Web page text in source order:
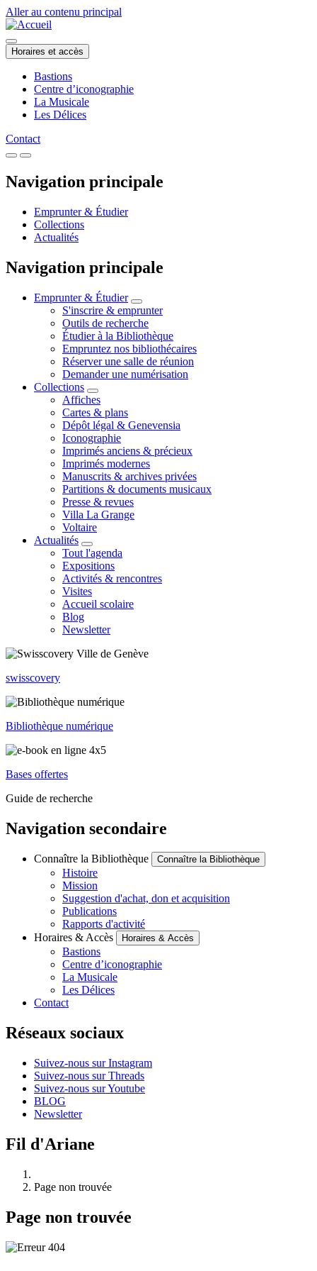
Aller au contenu principal
Horaires et accès
Bastions
Centre d’iconographie
La Musicale
Les Délices
Contact
Navigation principale
Emprunter & Étudier
Collections
Actualités
Navigation principale
Emprunter & Étudier
S'inscrire & emprunter
Outils de recherche
Étudier à la Bibliothèque
Empruntez nos bibliothécaires
Réserver une salle de réunion
Demander une numérisation
Collections
Affiches
Cartes & plans
Dépôt légal & Genevensia
Iconographie
Imprimés anciens & précieux
Imprimés modernes
Manuscrits & archives privées
Partitions & documents musicaux
Presse & revues
Villa La Grange
Voltaire
Actualités
Tout l'agenda
Expositions
Activités & rencontres
Visites
Accueil scolaire
Blog
Newsletter
swisscovery
Bibliothèque numérique
Bases offertes
Guide de recherche
Navigation secondaire
Connaître la Bibliothèque Connaître la Bibliothèque
Histoire
Mission
Suggestion d'achat, don et acquisition
Publications
Rapports d'activité
Horaires & Accès
Horaires & Accès
Bastions
Centre d’iconographie
La Musicale
Les Délices
Contact
Réseaux sociaux
Suivez-nous sur Instagram
Suivez-nous sur Threads
Suivez-nous sur Youtube
BLOG
Newsletter
Fil d'Ariane
Page non trouvée
Page non trouvée